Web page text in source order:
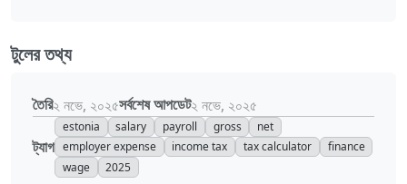
টুলের তথ্য
তৈরি২ নভে, ২০২৫সর্বশেষ আপডেট২ নভে, ২০২৫
ট্যাগ
estonia salary payroll gross
net
employer expense
income tax tax calculator
finance
wage
2025